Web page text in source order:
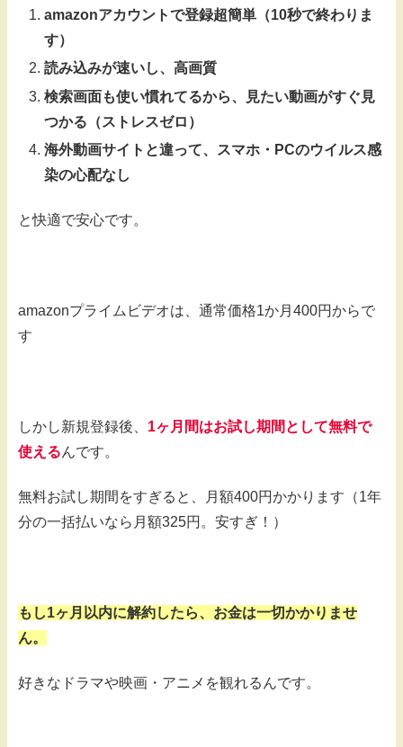
amazonアカウントで登録超簡単（10秒で終わりま
す）
読み込みが速いし、高画質
検索画面も使い慣れてるから、見たい動画がすぐ見
つかる（ストレスゼロ）
海外動画サイトと違って、スマホ・PCのウイルス感
染の心配なし
と快適で安心です。
amazonプライムビデオは、通常価格1か月400円からで
す
しかし新規登録後、 1ヶ月間はお試し期間として無料で
使えるんです。
無料お試し期間をすぎると、月額400円かかります（1年
分の一括払いなら月額325円。安すぎ！）
もし1ヶ月以内に解約したら、お金は一切かかりませ
ん。
好きなドラマや映画・アニメを観れるんです。